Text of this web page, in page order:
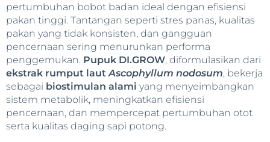
pertumbuhan bobot badan ideal dengan efisiensi
pakan tinggi. Tantangan seperti stres panas, kualitas
pakan yang tidak konsisten, dan gangguan
pencernaan sering menurunkan performa
penggemukan. Pupuk DI.GROW, diformulasikan dari
ekstrak rumput laut Ascophyllum nodosum, bekerja
sebagai biostimulan alami yang menyeimbangkan
sistem metabolik, meningkatkan efisiensi
pencernaan, dan mempercepat pertumbuhan otot
serta kualitas daging sapi potong.